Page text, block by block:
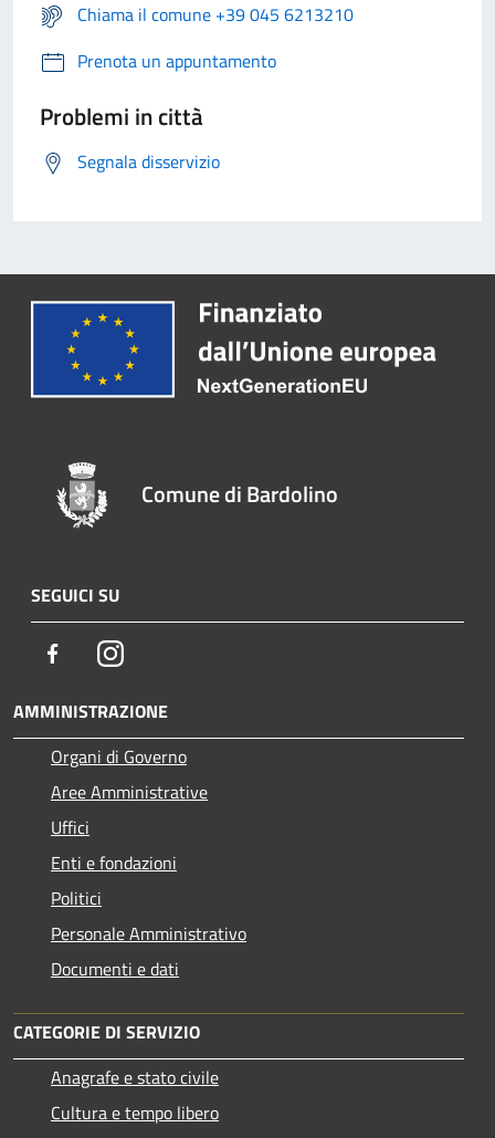
Chiama il comune +39 045 6213210
Prenota un appuntamento
Problemi in città
Segnala disservizio
Comune di Bardolino
SEGUICI SU
FacebookInstagram
AMMINISTRAZIONE
Organi di Governo
Aree Amministrative
Uffici
Enti e fondazioni
Politici
Personale Amministrativo
Documenti e dati
CATEGORIE DI SERVIZIO
Anagrafe e stato civile
Cultura e tempo libero